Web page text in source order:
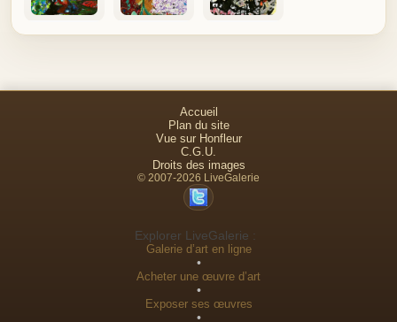
Accueil
Plan du site
Vue sur Honfleur
C.G.U.
Droits des images
© 2007-2026 LiveGalerie
Explorer LiveGalerie :
Galerie d’art en ligne
•
Acheter une œuvre d’art
•
Exposer ses œuvres
•